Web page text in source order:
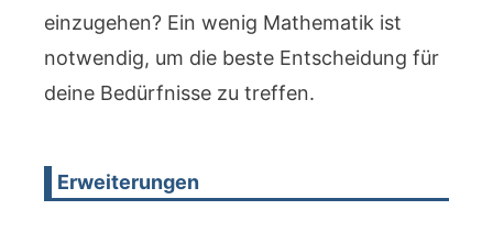
einzugehen? Ein wenig Mathematik ist
notwendig, um die beste Entscheidung für
deine Bedürfnisse zu treffen.
Erweiterungen